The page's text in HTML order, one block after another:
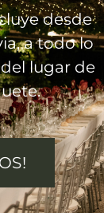
desde
a todo lo
lugar de